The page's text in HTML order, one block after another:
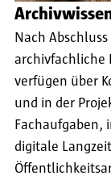
Nach
archivfachliche
verfügen über
und in der
Fachaufgaben,
digitale